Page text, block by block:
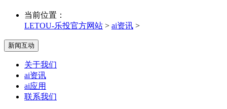
当前位置：
LETOU-乐投官方网站 > ai资讯 >
新闻互动
关于我们
ai资讯
ai应用
联系我们